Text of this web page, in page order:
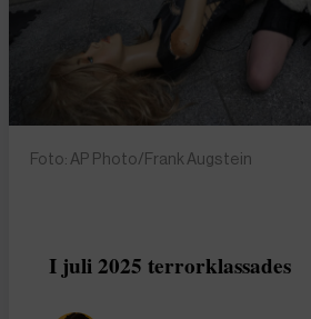
Foto: AP Photo/Frank Augstein
I juli 2025 terrorklassades